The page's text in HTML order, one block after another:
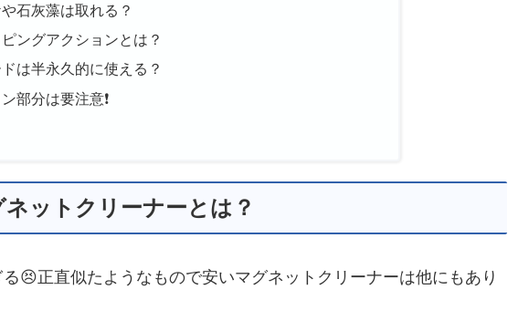
石灰藻は取れる？
ングアクションとは？
は半永久的に使える？
部分は要注意❗
ットクリーナーとは？
る😣正直似たようなもので安いマグネットクリーナーは他にもあり